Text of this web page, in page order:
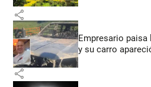
share
Empresario paisa
y su carro
share